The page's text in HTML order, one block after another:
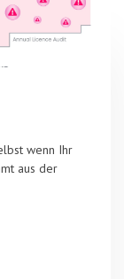
wenn Ihr
aus der